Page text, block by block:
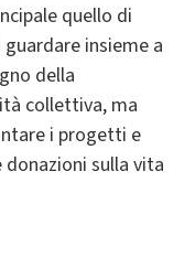
quello di
insieme a
della
collettiva, ma
i progetti e
sulla vita